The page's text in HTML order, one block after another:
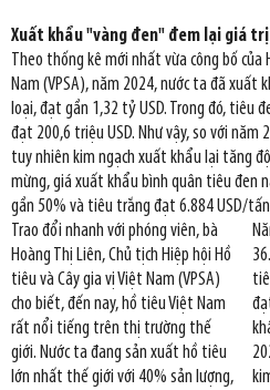
Xuất khẩu "vàng đen" đem lại giá
Theo thống kê mới nhất vừa công bố của
Nam (VPSA), năm 2024, nước ta đã xuất
loại, đạt gần 1,32 tỷ USD. Trong đó, tiêu
đạt 200,6 triệu USD. Như vậy, so với
tuy nhiên kim ngạch xuất khẩu lại tăng
mừng, giá xuất khẩu bình quân tiêu đen
gần 50% và tiêu trắng đạt 6.884 USD/
Trao đổi nhanh với phóng viên, bà
Hoàng Thị Liên, Chủ tịch Hiệp hội Hồ
tiêu và Cây gia vị Việt Nam (VPSA)
cho biết, đến nay, hồ tiêu Việt Nam
rất nổi tiếng trên thị trường thế
giới. Nước ta đang sản xuất hồ tiêu
lớn nhất thế giới với 40% sản lượng,